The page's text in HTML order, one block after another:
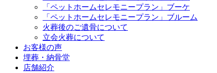
「ペットホームセレモニープラン」ブーケ
「ペットホームセレモニープラン」ブルーム
火葬後のご遺骨について
立会火葬について
お客様の声
埋葬・納骨堂
店舗紹介